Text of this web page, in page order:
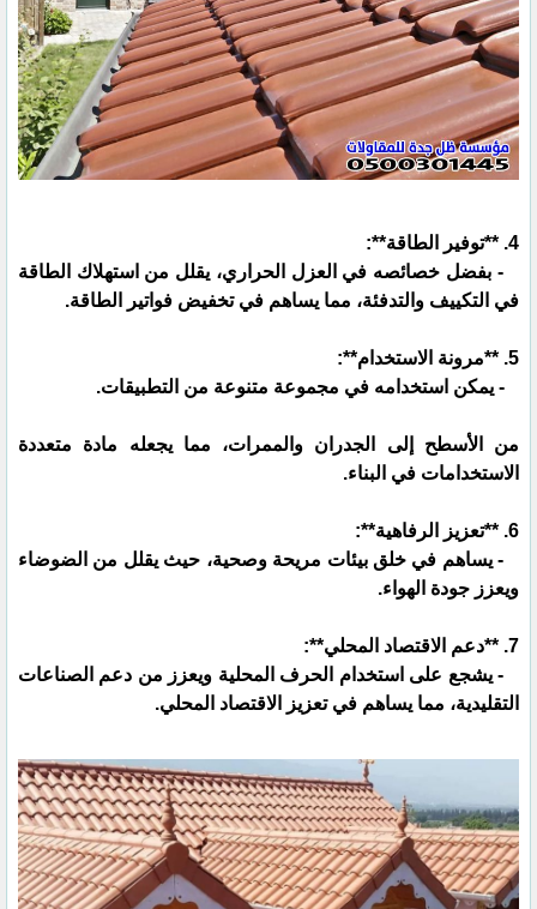
4. **توفير الطاقة**:
- بفضل خصائصه في العزل الحراري، يقلل من استهلاك الطاقة
في التكييف والتدفئة، مما يساهم في تخفيض فواتير الطاقة.
5. **مرونة الاستخدام**:
- يمكن استخدامه في مجموعة متنوعة من التطبيقات.
من الأسطح إلى الجدران والممرات، مما يجعله مادة متعددة
الاستخدامات في البناء.
6. **تعزيز الرفاهية**:
- يساهم في خلق بيئات مريحة وصحية، حيث يقلل من الضوضاء
ويعزز جودة الهواء.
7. **دعم الاقتصاد المحلي**:
- يشجع على استخدام الحرف المحلية ويعزز من دعم الصناعات
التقليدية، مما يساهم في تعزيز الاقتصاد المحلي.